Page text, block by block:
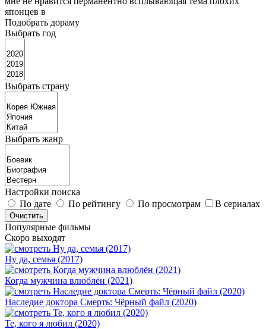
японцев в
Подобрать дораму
Выбрать год
Выбрать страну
Выбрать жанр
Настройки поиска
По дате
По рейтингу По просмотрам В сериалах
Популярные фильмы
Скоро выходят
Ну да, семья (2017)
Когда мужчина влюблён (2021)
Наследие доктора Смерть: Чёрный файл (2020)
Те, кого я любил (2020)